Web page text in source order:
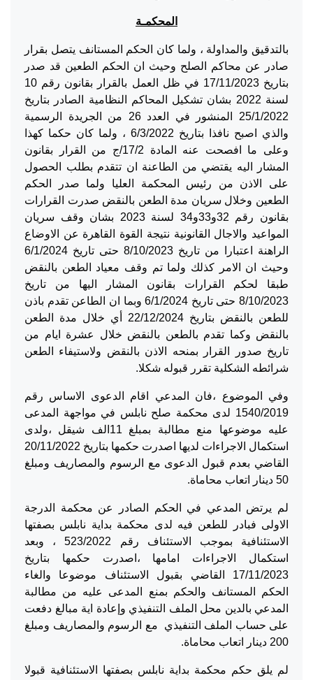
المحكمـة
بالتدقيق والمداولة ، ولما كان الحكم المستانف يتصل بقرار
صادر عن محاكم الصلح وحيث ان الحكم الطعين قد صدر
بتاريخ 17/11/2023 في ظل العمل بالقرار بقانون رقم 10
لسنة 2022 بشان تشكيل المحاكم النظامية الصادر بتاريخ
25/1/2022 المنشور في العدد 26 من الجريدة الرسمية
والذي اصبح نافذا بتاريخ 6/3/2022 ، ولما كان حكما كهذا
وعلى ما افصحت عنه المادة 17/2/ج من القرار بقانون
المشار اليه يقتضي من الطاعنة ان تتقدم بطلب الحصول
على الاذن من رئيس المحكمة العليا ولما صدر الحكم
الطعين وخلال سريان مدة الطعن بالنقض صدرت القرارات
بقانون رقم 32و33و34 لسنة 2023 بشان وقف سريان
المواعيد والاجال القانونية نتيجة القوة القاهرة عن الاوضاع
الراهنة اعتبارا من تاريخ 8/10/2023 حتى تاريخ 6/1/2024
وحيث ان الامر كذلك ولما تم وقف معياد الطعن بالنقض
طبقا لحكم القرارات بقانون المشار اليها من تاريخ
8/10/2023 حتى تاريخ 6/1/2024 وبما ان الطاعن تقدم باذن
للطعن بالنقض بتاريخ 22/12/2024 أي خلال مدة الطعن
بالنقض وكما تقدم بالطعن بالنقض خلال عشرة ايام من
تاريخ صدور القرار بمنحه الاذن بالنقض ولاستيفاء الطعن
شرائطه الشكلية تقرر قبوله شكلا.
وفي الموضوع ،فان المدعي اقام الدعوى الاساس رقم
1540/2019 لدى محكمة صلح نابلس في مواجهة المدعى
عليه موضوعها منع مطالبة بمبلغ 11الف شيقل ،ولدى
استكمال الاجراءات لديها اصدرت حكمها بتاريخ 20/11/2022
القاضي بعدم قبول الدعوى مع الرسوم والمصاريف ومبلغ
50 دينار اتعاب محاماة.
لم يرتض المدعي في الحكم الصادر عن محكمة الدرجة
الاولى فبادر للطعن فيه لدى محكمة بداية نابلس بصفتها
الاستئنافية بموجب الاستئناف رقم 523/2022 ، وبعد
استكمال الاجراءات امامها ،اصدرت حكمها بتاريخ
17/11/2023 القاضي بقبول الاستئناف موضوعا والغاء
الحكم المستانف والحكم بمنع المدعى عليه من مطالبة
المدعي بالدين محل الملف التنفيذي وإعادة اية مبالغ دفعت
على حساب الملف التنفيذي مع الرسوم والمصاريف ومبلغ
200 دينار اتعاب محاماة.
لم يلق حكم محكمة بداية نابلس بصفتها الاستئنافية قبولا